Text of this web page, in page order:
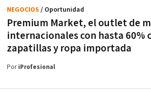
Premium Market, el outlet de
internacionales con hasta 60%
zapatillas y ropa importada
NEGOCIOS / Oportunidad
PoriProfesional